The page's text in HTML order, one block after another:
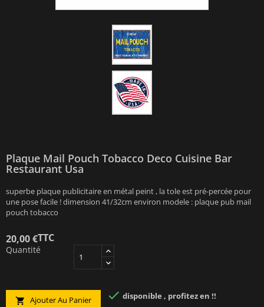
Plaque Mail Pouch Tobacco Deco Cuisine Bar
Restaurant Usa
superbe plaque publicitaire en métal peint , la tole est pré-percée pour
une pose facile ! dimension 41/32cm environ modele : plaque pub mail
pouch tobacco
20,00 €TTC
Quantité
 Ajouter Au Panier  disponible , profitez en !!